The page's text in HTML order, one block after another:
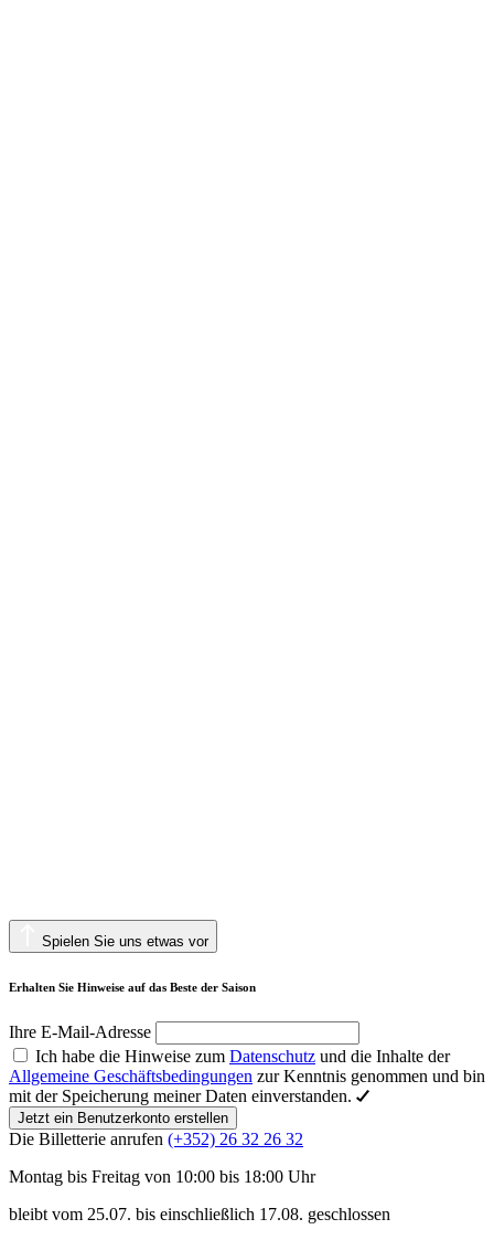
Spielen Sie uns etwas vor
Erhalten Sie Hinweise auf das Beste der Saison
Ihre E-Mail-Adresse
Ich habe die Hinweise zum Datenschutz und die Inhalte der
Allgemeine Geschäftsbedingungen zur Kenntnis genommen und bin
mit der Speicherung meiner Daten einverstanden.
Jetzt ein Benutzerkonto erstellen
Die Billetterie anrufen (+352) 26 32 26 32
Montag bis Freitag von 10:00 bis 18:00 Uhr
bleibt vom 25.07. bis einschließlich 17.08. geschlossen